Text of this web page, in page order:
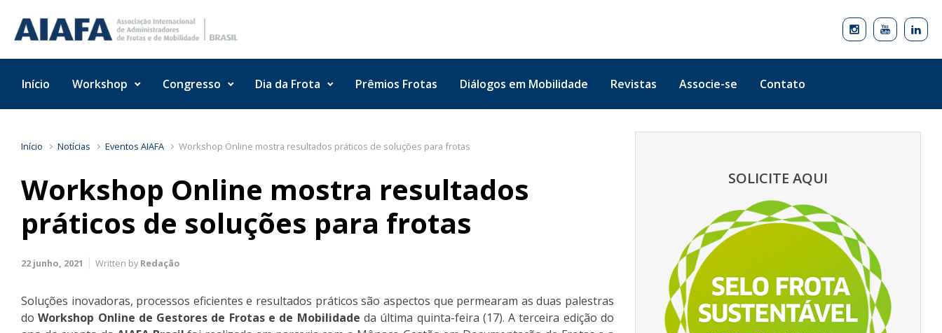
Skip to main content
Início Workshop Congresso Dia da Frota Prêmios Frotas Diálogos em Mobilidade Revistas Associe-se Contato
Início Notícias Eventos AIAFA Workshop Online mostra resultados práticos de soluções para frotas
Workshop Online mostra resultados
práticos de soluções para frotas
22 junho, 2021 Written by Redação
Soluções inovadoras, processos eficientes e resultados práticos são aspectos que permearam as duas palestras
doWorkshop Online de Gestores de Frotas e de Mobilidade da última quinta-feira (17). A terceira edição do
SOLICITE AQUI